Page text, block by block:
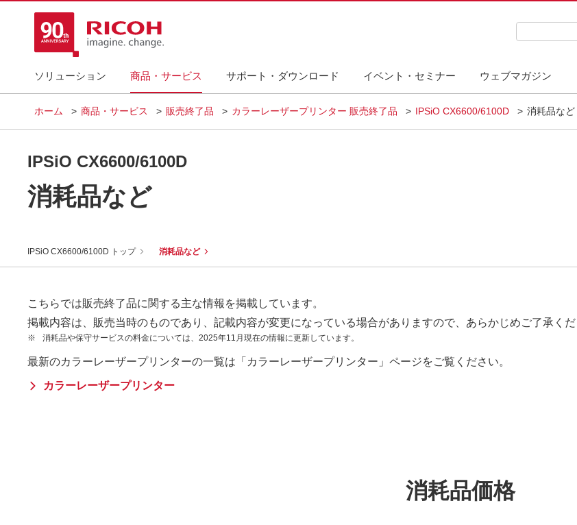
ソリューション 商品・サービス サポート・ダウンロード イベント・セミナー ウェブマガジン
検索キーワ
ホーム 商品・サービス 販売終了品 カラーレーザープリンター 販売終了品 IPSiO CX6600/6100D 消耗品など
IPSiO CX6600/6100D
消耗品など
IPSiO CX6600/6100D トップ 消耗品など
こちらでは販売終了品に関する主な情報を掲載しています。
掲載内容は、販売当時のものであり、記載内容が変更になっている場合がありますので、あらかじめご了承くだ
※ 消耗品や保守サービスの料金については、2025年11月現在の情報に更新しています。
最新のカラーレーザープリンターの一覧は「カラーレーザープリンター」ページをご覧ください。
カラーレーザープリンター
消耗品価格